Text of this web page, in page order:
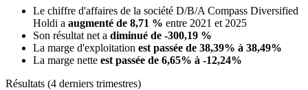
Le chiffre d'affaires de la société D/B/A Compass Diversified
Holdi a augmenté de 8,71 % entre 2021 et 2025
Son résultat net a diminué de -300,19 %
La marge d'exploitation est passée de 38,39% à 38,49%
La marge nette est passée de 6,65% à -12,24%
Résultats (4 derniers trimestres)